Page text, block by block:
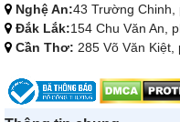
Nghệ An:43 Trường Chinh,
Đắk Lắk:154 Chu Văn An,
Cần Thơ: 285 Võ Văn